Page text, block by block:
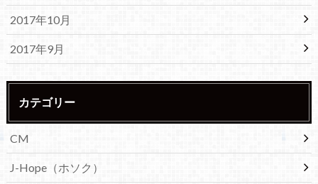
2017年10月
2017年9月
カテゴリー
CM
J-Hope（ホソク）